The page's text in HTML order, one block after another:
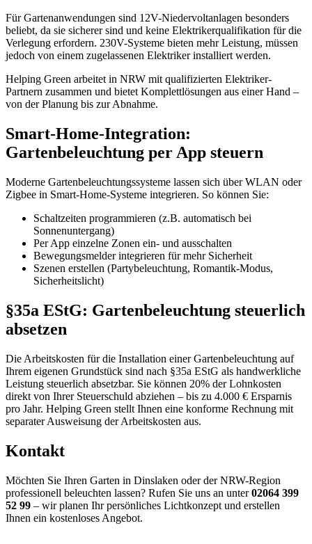
Für Gartenanwendungen sind 12V-Niedervoltanlagen besonders
beliebt, da sie sicherer sind und keine Elektrikerqualifikation für die
Verlegung erfordern. 230V-Systeme bieten mehr Leistung, müssen
jedoch von einem zugelassenen Elektriker installiert werden.
Helping Green arbeitet in NRW mit qualifizierten Elektriker-
Partnern zusammen und bietet Komplettlösungen aus einer Hand –
von der Planung bis zur Abnahme.
Smart-Home-Integration:
Gartenbeleuchtung per App steuern
Moderne Gartenbeleuchtungssysteme lassen sich über WLAN oder
Zigbee in Smart-Home-Systeme integrieren. So können Sie:
Schaltzeiten programmieren (z.B. automatisch bei
Sonnenuntergang)
Per App einzelne Zonen ein- und ausschalten
Bewegungsmelder integrieren für mehr Sicherheit
Szenen erstellen (Partybeleuchtung, Romantik-Modus,
Sicherheitslicht)
§35a EStG: Gartenbeleuchtung steuerlich
absetzen
Die Arbeitskosten für die Installation einer Gartenbeleuchtung auf
Ihrem eigenen Grundstück sind nach §35a EStG als handwerkliche
Leistung steuerlich absetzbar. Sie können 20% der Lohnkosten
direkt von Ihrer Steuerschuld abziehen – bis zu 4.000 € Ersparnis
pro Jahr. Helping Green stellt Ihnen eine konforme Rechnung mit
separater Ausweisung der Arbeitskosten aus.
Kontakt
Möchten Sie Ihren Garten in Dinslaken oder der NRW-Region
professionell beleuchten lassen? Rufen Sie uns an unter02064 399
52 99 – wir planen Ihr persönliches Lichtkonzept und erstellen
Ihnen ein kostenloses Angebot.